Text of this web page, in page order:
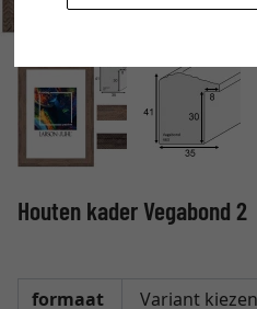
Houten kader Vegabond 2
formaat